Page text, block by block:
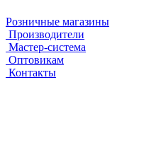
Розничные магазины
Производители
Мастер-система
Оптовикам
Контакты